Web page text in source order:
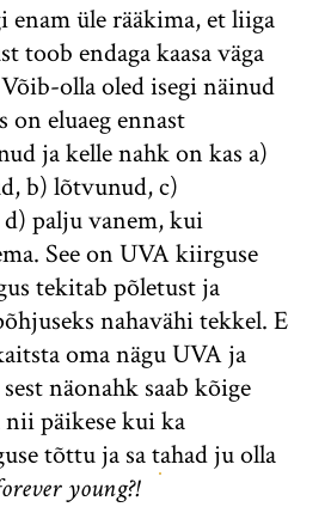
enam üle rääkima, et liiga
toob endaga kaasa väga
olla oled isegi näinud
on eluaeg ennast
ja kelle nahk on kas a)
b) lõtvunud, c)
palju vanem, kui
See on UVA kiirguse
tekitab põletust ja
nahavähi tekkel. E
oma nägu UVA ja
näonahk saab kõige
päikese kui ka
tõttu ja sa tahad ju olla
young?!